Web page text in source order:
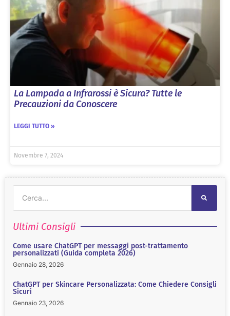
La Lampada a Infrarossi è Sicura? Tutte le
Precauzioni da Conoscere
LEGGI TUTTO »
Novembre 7, 2024
Ultimi Consigli
Come usare ChatGPT per messaggi post-trattamento
personalizzati (Guida completa 2026)
Gennaio 28, 2026
ChatGPT per Skincare Personalizzata: Come Chiedere Consigli
Sicuri
Gennaio 23, 2026